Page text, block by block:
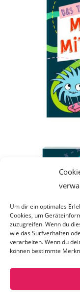
Um dir ein optimales
Cookies, um
zuzugreifen. Wenn du
wie das Surfverhalten
verarbeiten. Wenn du
können bestimmte